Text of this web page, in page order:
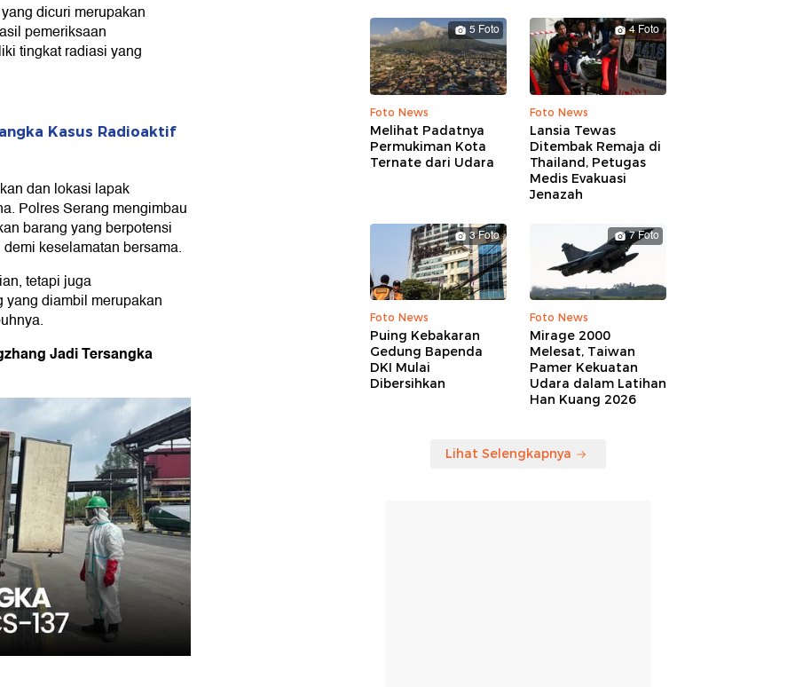
dicuri merupakan
pemeriksaan
tingkat radiasi yang
Kasus Radioaktif
dan lokasi lapak
Polres Serang mengimbau
barang yang berpotensi
keselamatan bersama.
tetapi juga
yang diambil merupakan
Jadi Tersangka
5 Foto
Foto News
Melihat Padatnya
Permukiman Kota
Ternate dari Udara
4 Foto
Foto News
Lansia Tewas
Ditembak Remaja di
Thailand, Petugas
Medis Evakuasi
Jenazah
3 Foto
Foto News
Puing Kebakaran
Gedung Bapenda
DKI Mulai
Dibersihkan
7 Foto
Foto News
Mirage 2000
Melesat, Taiwan
Pamer Kekuatan
Udara dalam Latihan
Han Kuang 2026
Lihat Selengkapnya